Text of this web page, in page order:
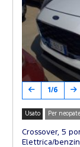
1/6
Usato Per
Crossover, 5
Elettrica/